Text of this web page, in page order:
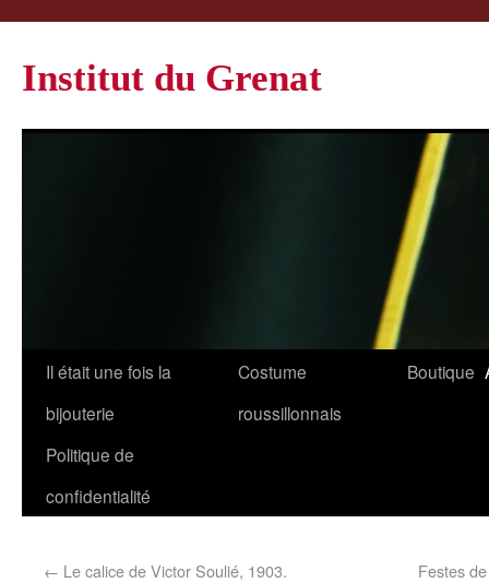
Institut du Grenat
Il était une fois la
bijouterie
Costume
roussillonnais
Boutique
Politique de
confidentialité
← Le calice de Victor Soulié, 1903. Festes